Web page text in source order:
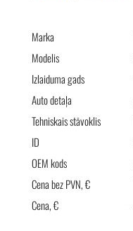
Marka
Modelis
Izlaiduma gads
Auto detaļa
Tehniskais stāvoklis
ID
OEM kods
Cena bez PVN, €
Cena, €